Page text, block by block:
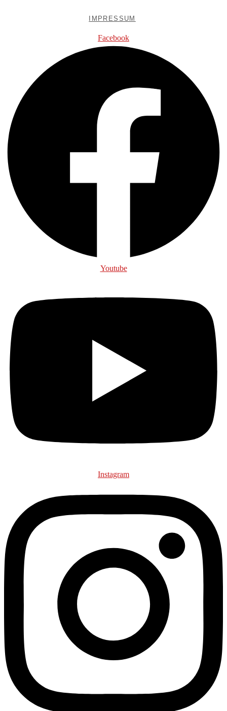
IMPRESSUM
Facebook
Youtube
Instagram